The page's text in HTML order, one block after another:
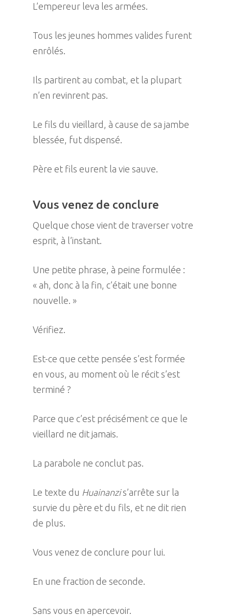
L’empereur leva les armées.
Tous les jeunes hommes valides furent
enrôlés.
Ils partirent au combat, et la plupart
n’en revinrent pas.
Le fils du vieillard, à cause de sa jambe
blessée, fut dispensé.
Père et fils eurent la vie sauve.
Vous venez de conclure
Quelque chose vient de traverser votre
esprit, à l’instant.
Une petite phrase, à peine formulée :
« ah, donc à la fin, c’était une bonne
nouvelle. »
Vérifiez.
Est-ce que cette pensée s’est formée
en vous, au moment où le récit s’est
terminé ?
Parce que c’est précisément ce que le
vieillard ne dit jamais.
La parabole ne conclut pas.
Le texte du Huainanzis’arrête sur la
survie du père et du fils, et ne dit rien
de plus.
Vous venez de conclure pour lui.
En une fraction de seconde.
Sans vous en apercevoir.